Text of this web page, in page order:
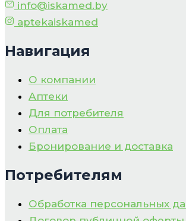
info@iskamed.by
aptekaiskamed
Навигация
О компании
Аптеки
Для потребителя
Оплата
Бронирование и доставка
Потребителям
Обработка персональных